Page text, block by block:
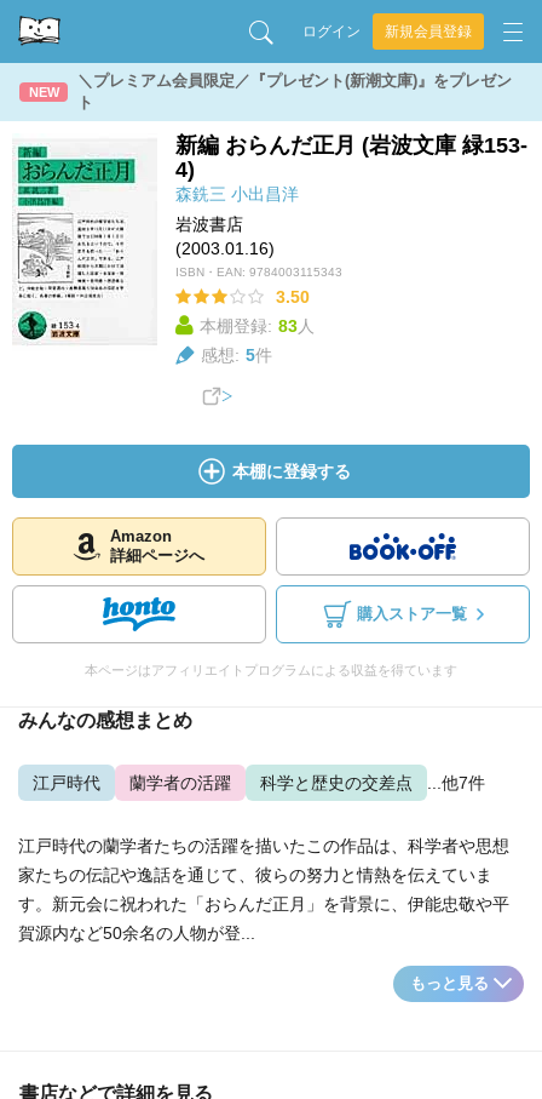
ログイン 新規会員登録
NEW
＼プレミアム会員限定／『プレゼント(新潮文庫)』をプレゼン
ト
新編 おらんだ正月 (岩波文庫 緑153-
4)
森銑三 小出昌洋
岩波書店
(2003.01.16)
ISBN・EAN: 9784003115343
3.50
本棚登録: 83人
感想: 5件
本棚に登録する
Amazon
詳細ページへ
購入ストア一覧
本ページはアフィリエイトプログラムによる収益を得ています
みんなの感想まとめ
江戸時代 蘭学者の活躍 科学と歴史の交差点 ...他7件
江戸時代の蘭学者たちの活躍を描いたこの作品は、科学者や思想
家たちの伝記や逸話を通じて、彼らの努力と情熱を伝えていま
す。新元会に祝われた「おらんだ正月」を背景に、伊能忠敬や平
賀源内など50余名の人物が登...
もっと見る
書店などで詳細を見る